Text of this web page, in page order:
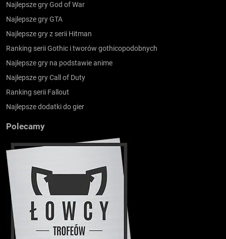
Najlepsze gry God of War
Najlepsze gry GTA
Najlepsze gry z serii Hitman
Ranking serii Gothic i tworów gothicopodobnych
Najlepsze gry na podstawie anime
Najlepsze gry Call of Duty
Ranking serii Fallout
Najlepsze dodatki do gier
Polecamy